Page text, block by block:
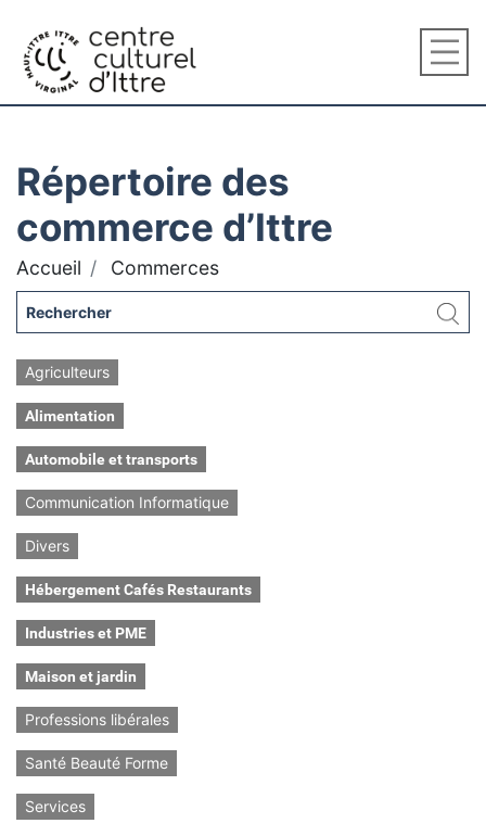
Répertoire des
commerce d’Ittre
Accueil Commerces
Agriculteurs
Alimentation
Automobile et transports
Communication Informatique
Divers
Hébergement Cafés Restaurants
Industries et PME
Maison et jardin
Professions libérales
Santé Beauté Forme
Services